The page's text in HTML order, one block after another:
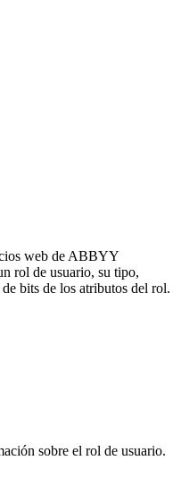
web de ABBYY
rol de usuario, su tipo,
bits de los atributos del rol.
sobre el rol de usuario.